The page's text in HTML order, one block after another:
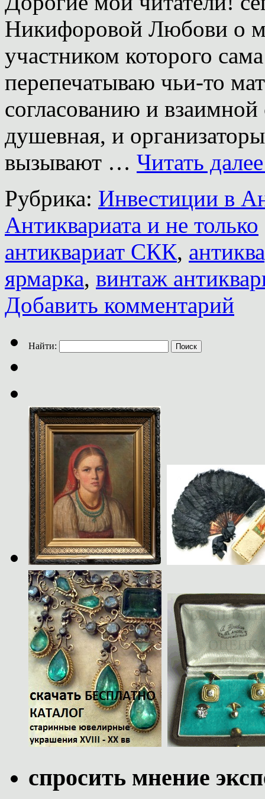
Никифоровой Любови о
участником которого
перепечатываю чьи-то
согласованию и
душевная, и
вызывают … Читать
Рубрика: Инвестиции в
Антиквариата и не только
антиквариат СКК,
ярмарка, винтаж
Добавить комментарий
Найти:
спросить мнение